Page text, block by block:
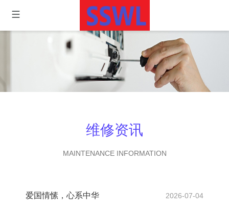
维修资讯
MAINTENANCE INFORMATION
爱国情愫，心系中华 2026-07-04